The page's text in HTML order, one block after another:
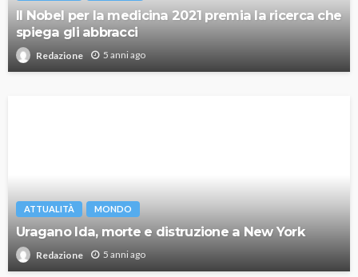
Il Nobel per la medicina 2021 premia la ricerca che
spiega gli abbracci
Redazione 5 anni ago
ATTUALITÀ MONDO
Uragano Ida, morte e distruzione a New York
Redazione 5 anni ago